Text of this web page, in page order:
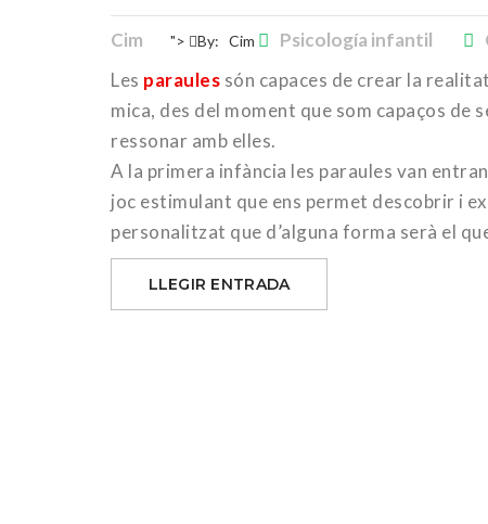
Cim "> By: Cim Psicología infantil
Les paraules són capaces de crear la
mica, des del moment que som capaços
ressonar amb elles.
A la primera infància les paraules van
joc estimulant que ens permet descobrir i
personalitzat que d’alguna forma serà el
LLEGIR ENTRADA